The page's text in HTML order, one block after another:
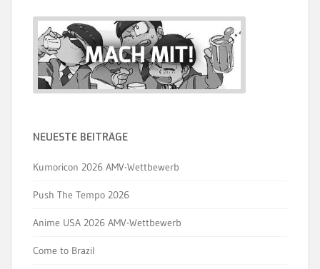
NEUESTE BEITRÄGE
Kumoricon 2026 AMV-Wettbewerb
Push The Tempo 2026
Anime USA 2026 AMV-Wettbewerb
Come to Brazil